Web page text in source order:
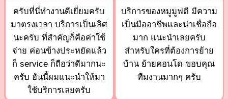
ครับที่นี่ทำงานดีเยี่ยมครับ
มาตรงเวลา บริการเป็นเลิศ
นะครับ ที่สำคัญก็คือค่าใช้
จ่าย ค่อนข้างประหยัดแล้ว
ก็ service ก็ถือว่าดีมากนะ
ครับ อันนี้ผมแนะนำให้มา
ใช้บริการเลยครับ
บริการของหมูมูฟดี มีความ
เป็นมืออาชีพและน่าเชื่อถือ
มาก แนะนำเลยครับ
สำหรับใครที่ต้องการย้าย
บ้าน ย้ายคอนโด ขอบคุณ
ทีมงานมากๆ ครับ